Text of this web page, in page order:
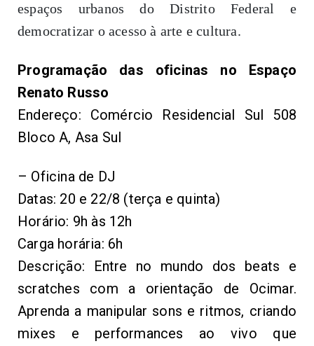
espaços urbanos do Distrito Federal e
democratizar o acesso à arte e cultura.
Programação das oficinas no Espaço
Renato Russo
Endereço: Comércio Residencial Sul 508
Bloco A, Asa Sul
– Oficina de DJ
Datas: 20 e 22/8 (terça e quinta)
Horário: 9h às 12h
Carga horária: 6h
Descrição: Entre no mundo dos beats e
scratches com a orientação de Ocimar.
Aprenda a manipular sons e ritmos, criando
mixes e performances ao vivo que